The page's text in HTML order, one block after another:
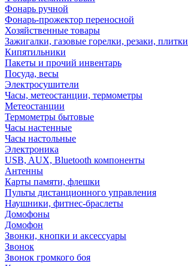
Фонарь ручной
Фонарь-прожектор переносной
Хозяйственные товары
Зажигалки, газовые горелки, резаки, плитки
Кипятильники
Пакеты и прочий инвентарь
Посуда, весы
Электросушители
Часы, метеостанции, термометры
Метеостанции
Термометры бытовые
Часы настенные
Часы настольные
Электроника
USB, AUX, Bluetooth компоненты
Антенны
Карты памяти, флешки
Пульты дистанционного управления
Наушники, фитнес-браслеты
Домофоны
Домофон
Звонки, кнопки и аксессуары
Звонок
Звонок громкого боя